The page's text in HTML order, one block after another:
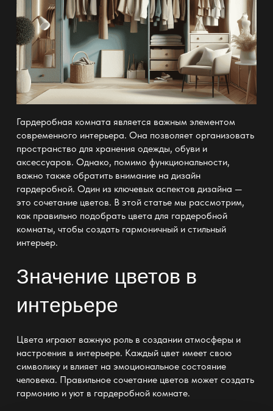
Гардеробная комната является важным элементом
современного интерьера. Она позволяет организовать
пространство для хранения одежды, обуви и
аксессуаров. Однако, помимо функциональности,
важно также обратить внимание на дизайн
гардеробной. Один из ключевых аспектов дизайна —
это сочетание цветов. В этой статье мы рассмотрим,
как правильно подобрать цвета для гардеробной
комнаты, чтобы создать гармоничный и стильный
интерьер.
Значение цветов в
интерьере
Цвета играют важную роль в создании атмосферы и
настроения в интерьере. Каждый цвет имеет свою
символику и влияет на эмоциональное состояние
человека. Правильное сочетание цветов может создать
гармонию и уют в гардеробной комнате.